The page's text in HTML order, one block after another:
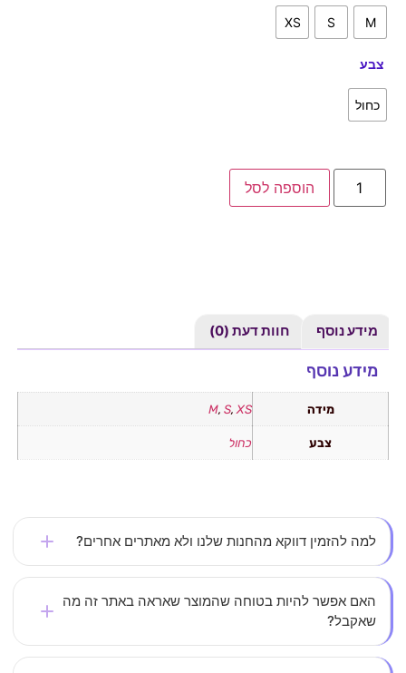
M
S
XS
צבע
כחול
הוספה לסל
מידע נוסף חוות דעת (0)
מידע נוסף
מידה M, S, XS
צבע כחול
למה להזמין דווקא מהחנות שלנו ולא מאתרים אחרים?
אצלנו את לא עוד מספר – כל לקוחה חשובה לנו. אנחנו
משקיעים בבחירת בגדים איכותיים, מחמיאים ונוחים
שמתאימים לאישה הישראלית – במחירים נגישים וללא פשרות
האם אפשר להיות בטוחה שהמוצר שאראה באתר זה מה
שאקבל?